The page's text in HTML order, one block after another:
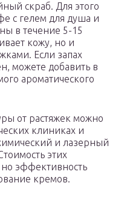
скраб. Для этого
с гелем для душа и
в течение 5-15
кожу, но и
Если запах
можете добавить в
ароматического
от растяжек можно
клиниках и
и лазерный
этих
но эффективность
кремов.